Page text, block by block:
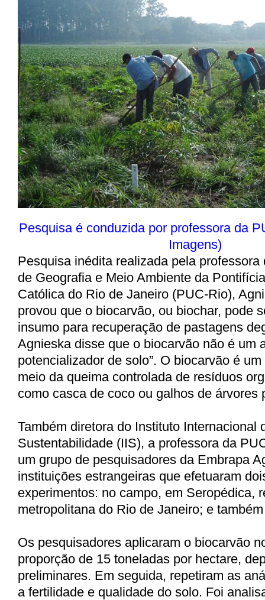
Pesquisa é conduzida por professora da
Imagens)
Pesquisa inédita realizada pela professora
de Geografia e Meio Ambiente da
Católica do Rio de Janeiro (PUC-Rio),
provou que o biocarvão, ou biochar, pode
insumo para recuperação de pastagens
Agnieska disse que o biocarvão não é um
potencializador de solo”. O biocarvão é
meio da queima controlada de resíduos
como casca de coco ou galhos de árvores
Também diretora do Instituto Internacional
Sustentabilidade (IIS), a professora da
um grupo de pesquisadores da Embrapa
instituições estrangeiras que efetuaram
experimentos: no campo, em Seropédica,
metropolitana do Rio de Janeiro; e
Os pesquisadores aplicaram o biocarvão
proporção de 15 toneladas por hectare,
preliminares. Em seguida, repetiram as
a fertilidade e qualidade do solo. Foi